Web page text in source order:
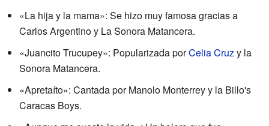
«La hija y la mama»: Se hizo muy famosa gracias a
Carlos Argentino y La Sonora Matancera.
«Juancito Trucupey»: Popularizada porCelia Cruzy la
Sonora Matancera.
«Apretaíto»: Cantada por Manolo Monterrey y la Billo's
Caracas Boys.